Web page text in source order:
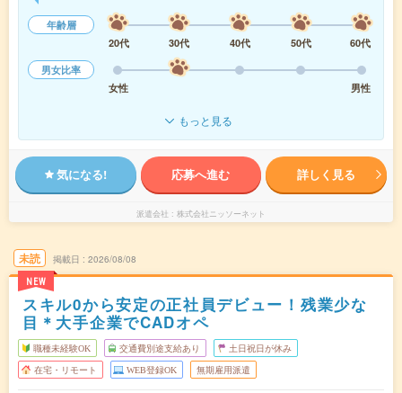
年齢層
20代
30代 40代 50代
60代
男女比率
女性
男性
もっと見る
気になる! 応募へ進む 詳しく見る
派遣会社 株式会社ニッソーネット
未読
NEW
掲載日 2026/08/08
スキル0から安定の正社員デビュー！残業少な
目＊大手企業でCADオペ
職種未経験OK 交通費別途支給あり 土日祝日が休み
在宅・リモート WEB登録OK 無期雇用派遣